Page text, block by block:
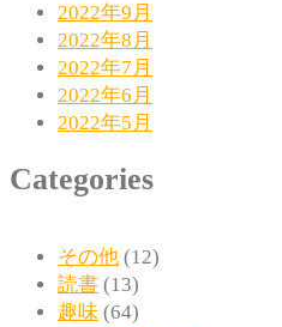
2022年9月
2022年8月
2022年7月
2022年6月
2022年5月
Categories
その他 (12)
読書 (13)
趣味 (64)